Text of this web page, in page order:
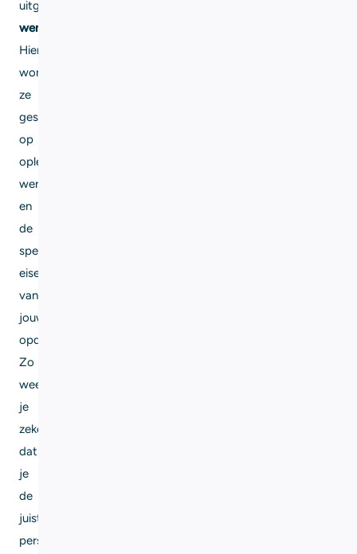
uitgebreid
wervingsproces
Hierbij
worden
ze
geselecteerd
op
opleiding,
werkervaring
en
de
specifieke
eisen
van
jouw
opdracht.
Zo
weet
je
zeker
dat
je
de
juiste
persoon